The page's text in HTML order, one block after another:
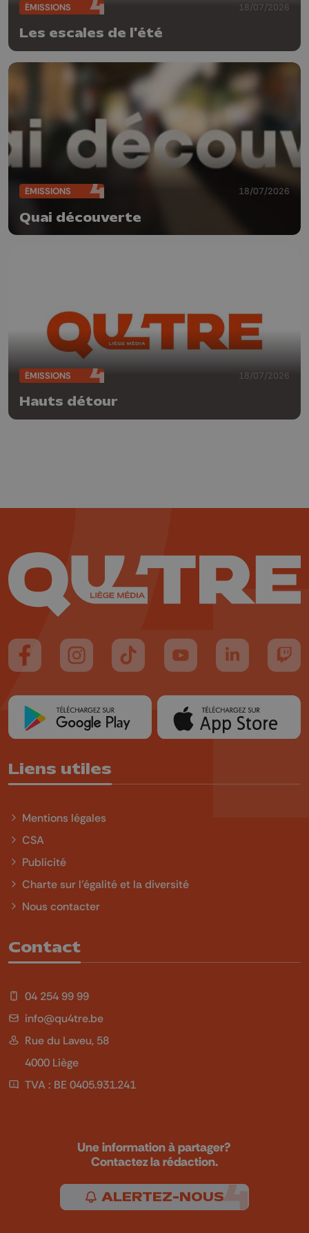
ÉMISSIONS 18/07/2026
Les escales de l'été
ÉMISSIONS 18/07/2026
Quai découverte
ÉMISSIONS 18/07/2026
Hauts détour
Suivez-nous sur FaceBook
Suivez-nous sur Instagram
Suivez-nous sur TikTok
Suivez-nous sur YouTube
Suivez-nous
Liens utiles
Mentions légales
CSA
Publicité
Charte sur l'égalité et la diversité
Nous contacter
Contact
04 254 99 99
info@qu4tre.be
Rue du Laveu, 58
4000 Liège
TVA : BE 0405.931.241
Une information à partager?
Contactez la rédaction.
ALERTEZ-NOUS